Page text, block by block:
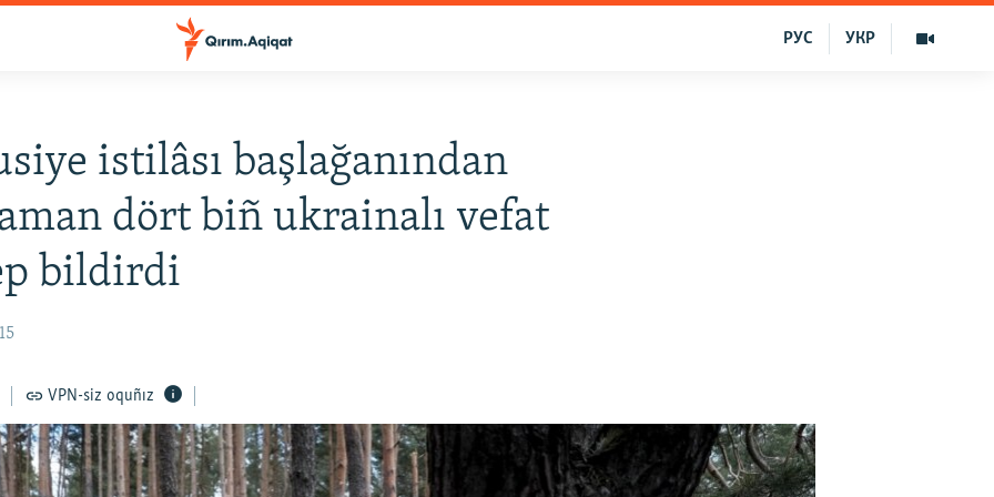
УКР
РУС
istilâsı başlağanından
dört biñ ukrainalı vefat
bildirdi
VPN-siz oquñız